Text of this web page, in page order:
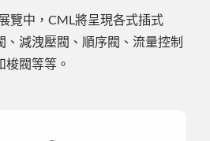
覽中，CML將呈現各式插式
、減洩壓閥、順序閥、流量控制
梭閥等等。